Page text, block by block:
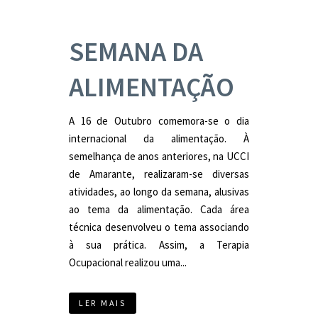
SEMANA DA
ALIMENTAÇÃO
A 16 de Outubro comemora-se o dia
internacional da alimentação. À
semelhança de anos anteriores, na UCCI
de Amarante, realizaram-se diversas
atividades, ao longo da semana, alusivas
ao tema da alimentação. Cada área
técnica desenvolveu o tema associando
à sua prática. Assim, a Terapia
Ocupacional realizou uma...
LER MAIS